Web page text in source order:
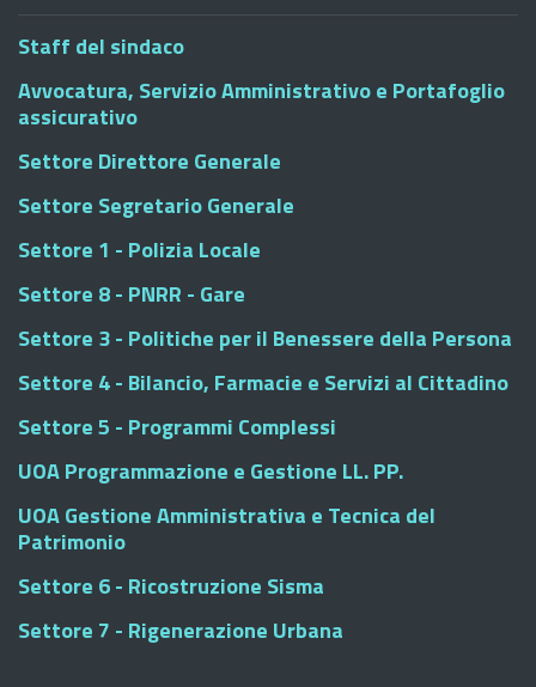
Staff del sindaco
Avvocatura, Servizio Amministrativo e Portafoglio
assicurativo
Settore Direttore Generale
Settore Segretario Generale
Settore 1 - Polizia Locale
Settore 8 - PNRR - Gare
Settore 3 - Politiche per il Benessere della Persona
Settore 4 - Bilancio, Farmacie e Servizi al Cittadino
Settore 5 - Programmi Complessi
UOA Programmazione e Gestione LL. PP.
UOA Gestione Amministrativa e Tecnica del
Patrimonio
Settore 6 - Ricostruzione Sisma
Settore 7 - Rigenerazione Urbana